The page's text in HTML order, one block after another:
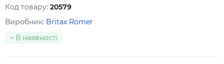
Код товару: 20579
Виробник: Britax Römer
В наявності